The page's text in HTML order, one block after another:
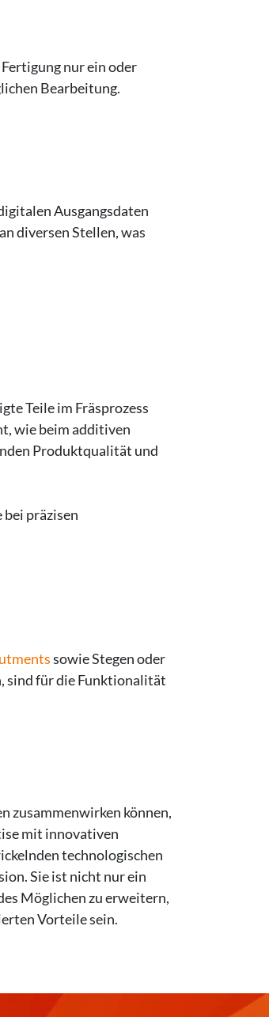
nur ein oder
Bearbeitung.
Ausgangsdaten
diversen Stellen, was
Teile im Fräsprozess
wie beim additiven
Produktqualität und
präzisen
sowie Stegen oder
sind für die Funktionalität
zusammenwirken können,
mit innovativen
technologischen
Sie ist nicht nur ein
Möglichen zu erweitern,
Vorteile sein.